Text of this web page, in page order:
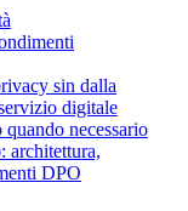
sin dalla
digitale
necessario
architettura,
DPO